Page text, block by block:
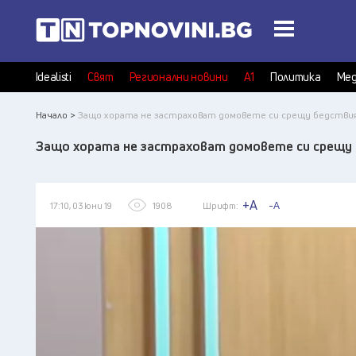
Idealisti Свят Регионални новини А1 Политика
Начало > Защо хората не застраховат домовете си срещу
Защо хората не застраховат домовете си срещу
17:10, 03 юни 19 1908 Шрифт: +A -A